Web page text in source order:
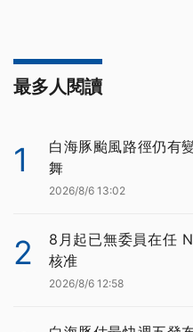
最多人閱讀
1
白海豚颱風路徑仍有
舞
2026/8/6 13:02
2
8月起已無委員在任
核准
2026/8/6 12:58